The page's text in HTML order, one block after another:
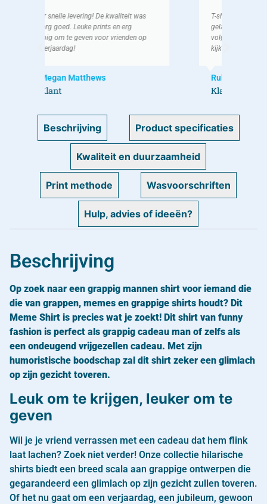
T-shirt was ruim op tijd binnen, erg
gelachen erom met men vrienden! Bij de
volgende verjaardag gaan ik zeker weer
kijken bij jullie!
Ruben V
Beschrijving Product specificaties
Kwaliteit en duurzaamheid
Print methode Wasvoorschriften
Hulp, advies of ideeën?
Beschrijving
Op zoek naar een grappig mannen shirt voor iemand die
die van grappen, memes en grappige shirts houdt? Dit
Meme Shirt is precies wat je zoekt! Dit shirt van funny
fashion is perfect als grappig cadeau man of zelfs als
een ondeugend vrijgezellen cadeau. Met zijn
humoristische boodschap zal dit shirt zeker een glimlach
op zijn gezicht toveren.
Leuk om te krijgen, leuker om te
geven
Wil je je vriend verrassen met een cadeau dat hem flink
laat lachen? Zoek niet verder! Onze collectie hilarische
shirts biedt een breed scala aan grappige ontwerpen die
gegarandeerd een glimlach op zijn gezicht zullen toveren.
Of het nu gaat om een verjaardag, een jubileum, gewoon